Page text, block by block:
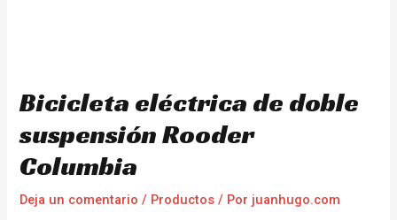
Bicicleta eléctrica de doble
suspensión Rooder
Columbia
Deja un comentario / Productos / Por juanhugo.com